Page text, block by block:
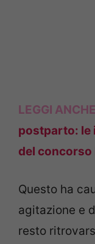
LEGGI
postparto: le
del concorso
Questo ha
agitazione e
resto